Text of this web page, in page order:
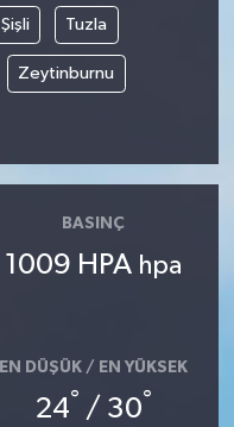
Şişli Tuzla
Zeytinburnu
BASINÇ
1009 HPA hpa
EN DÜŞÜK / EN YÜKSEK
24° / 30°